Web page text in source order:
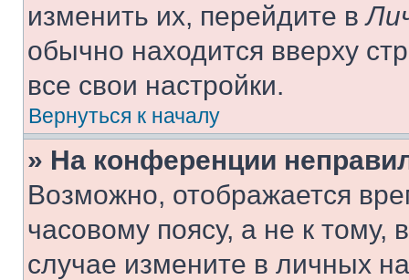
изменить их, перейдите в
обычно находится вверху
все свои настройки.
Вернуться к началу
» На конференции
Возможно, отображается
часовому поясу, а не к тому,
случае измените в личных